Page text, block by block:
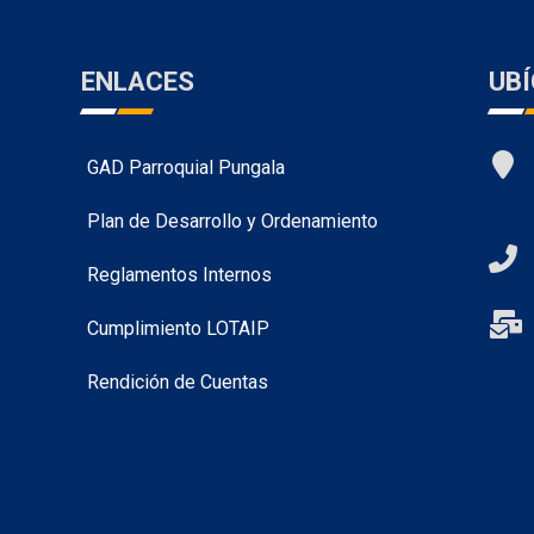
ENLACES
GAD Parroquial Pungala
Plan de Desarrollo y Ordenamiento
Reglamentos Internos
Cumplimiento LOTAIP
Rendición de Cuentas